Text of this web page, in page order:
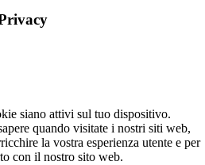
siano attivi sul tuo dispositivo.
quando visitate i nostri siti web,
la vostra esperienza utente e per
con il nostro sito web.